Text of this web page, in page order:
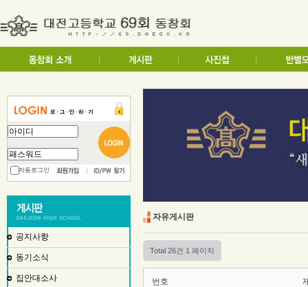
자동로그인
공지사항
동기소식
집안대소사
자유게시판
Total 26건 1 페이지
번호